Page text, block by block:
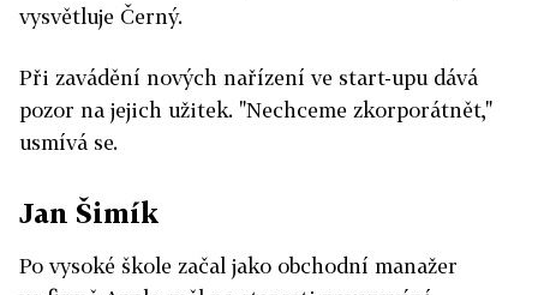
vysvětluje Černý.
Při zavádění nových nařízení ve start-upu dává
pozor na jejich užitek. "Nechceme zkorporátnět,"
usmívá se.
Jan Šimík
Po vysoké škole začal jako obchodní manažer